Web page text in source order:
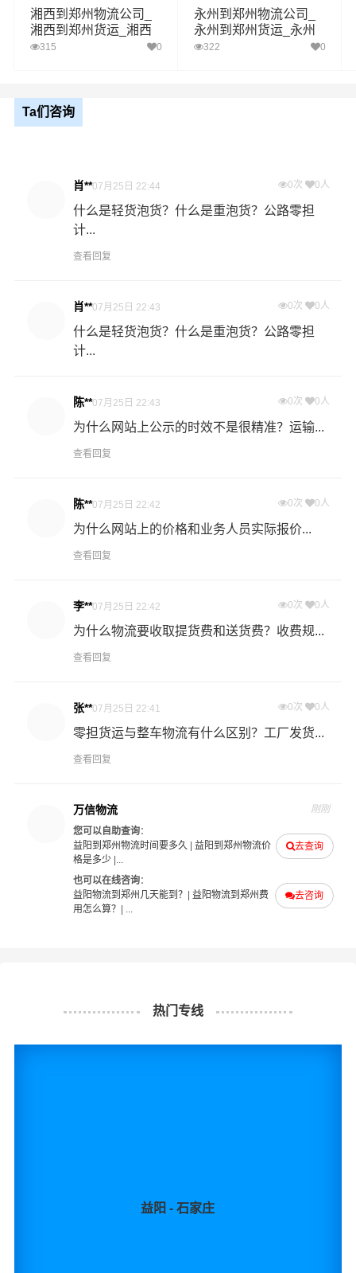
1、以上益阳至郑州物流运费仅为站到站报价(不含取货送货
存储包装上楼等费用)仅作参考，准确报价请以万信物流官
怎么计算专线运输费用？
专线运输费用的计算方式为：单价货物乘以重量或者体
什么是提货费用（也称接货费、取货费、上门提货费）？
物流公司安排车辆上门把货物运送到专线运输商进行配载
的环节，要确认件数、重量、体积、包装、收货信息等物
什么是送货费用？
散地运送到指定的收货地点，期间产生的费用称为送货
- 万信物流益阳物流业务部秉承“用心呵护，值得托付”的服
客户提供优质高效的益阳到郑州的专线物流运输服务。益
的在为各行各业提供我们的物流服务，也得到了很多客户
的认可和口碑相传，如果您有意向选择我们，我们非常乐
也提供从益阳发物流到郑州的运输服务，您也可以多多
咨询，找到合适您的物流服务商。
益阳物流
湘西到郑州物流公司_
湘西到郑州货运_湘西
至郑州物流专线
315 0
永州到郑州物流公司_
永州到郑州货运_永州
至郑州物流专线
322 0
Ta们咨询
肖**07月25日 22:44 0次 0人
什么是轻货泡货？什么是重泡货？公路零担
计...
查看回复
肖**07月25日 22:43 0次 0人
什么是轻货泡货？什么是重泡货？公路零担
计...
陈**07月25日 22:43 0次 0人
为什么网站上公示的时效不是很精准？运输...
查看回复
陈**07月25日 22:42 0次 0人
为什么网站上的价格和业务人员实际报价...
查看回复
李**07月25日 22:42 0次 0人
为什么物流要收取提货费和送货费？收费规...
查看回复
张**07月25日 22:41 0次 0人
零担货运与整车物流有什么区别？工厂发货...
查看回复
万信物流 刚刚
去查询
您可以自助查询：
益阳到郑州物流时间要多久
益阳到郑州物流价
格是多少|...
去咨询
也可以在线咨询：
益阳物流到郑州几天能到？
益阳物流到郑州费
用怎么算？
| ...
热门专线
益阳 - 石家庄